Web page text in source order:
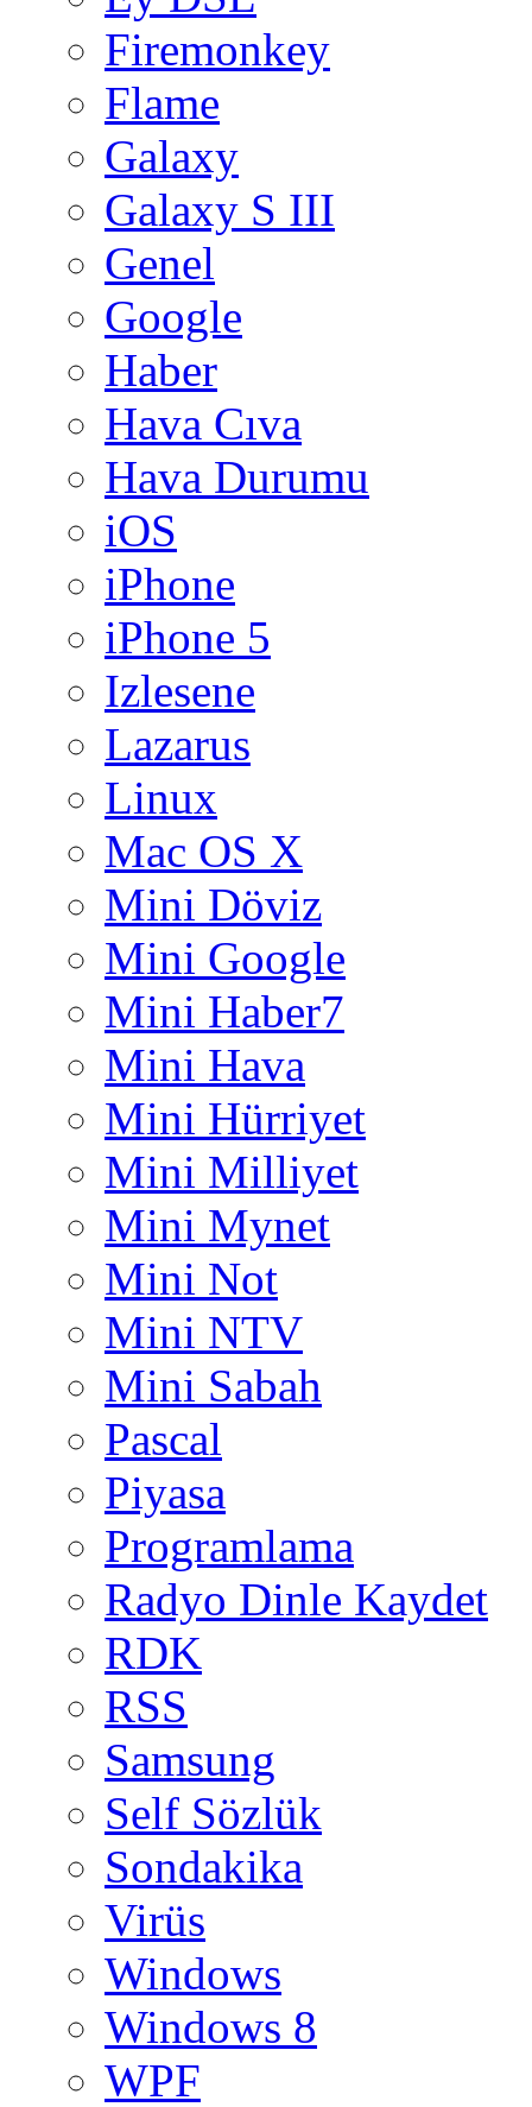
Firemonkey
Flame
Galaxy
Galaxy S III
Genel
Google
Haber
Hava Cıva
Hava Durumu
iOS
iPhone
iPhone 5
Izlesene
Lazarus
Linux
Mac OS X
Mini Döviz
Mini Google
Mini Haber7
Mini Hava
Mini Hürriyet
Mini Milliyet
Mini Mynet
Mini Not
Mini NTV
Mini Sabah
Pascal
Piyasa
Programlama
Radyo Dinle Kaydet
RDK
RSS
Samsung
Self Sözlük
Sondakika
Virüs
Windows
Windows 8
WPF